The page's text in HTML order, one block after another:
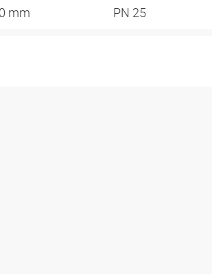
mm PN 25